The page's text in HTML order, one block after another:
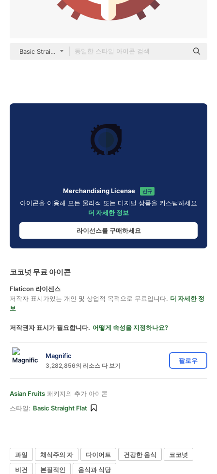
Basic Straight Flat
Merchandising License 신규
아이콘을 이용해 모든 물리적 또는 디지털 상품을 커스텀하세요
더 자세한 정보
라이선스를 구매하세요
코코넛 무료 아이콘
Flaticon 라이센스
저작자 표시가있는 개인 및 상업적 목적으로 무료입니다. 더 자세한 정
보
저작권자 표시가 필요합니다. 어떻게 속성을 지정하나요?
Magnific
3,282,856의 리소스 다 보기
팔로우
Asian Fruits 패키지의 추가 아이콘
스타일: Basic Straight Flat
과일 채식주의 자 다이어트 건강한 음식
코코넛
비건
본질적인 음식과 식당